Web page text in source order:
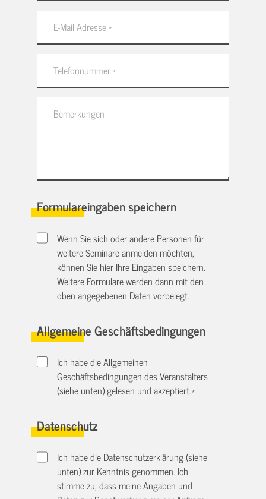
Formulareingaben speichern
Wenn Sie sich oder andere Personen für
weitere Seminare anmelden möchten,
können Sie hier Ihre Eingaben speichern.
Weitere Formulare werden dann mit den
oben angegebenen Daten vorbelegt.
Allgemeine Geschäftsbedingungen
Ich habe die Allgemeinen
Geschäftsbedingungen des Veranstalters
(siehe unten) gelesen und akzeptiert.*
Datenschutz
Ich habe die Datenschutzerklärung (siehe
unten) zur Kenntnis genommen. Ich
stimme zu, dass meine Angaben und